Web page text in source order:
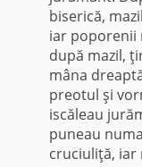
biserică,
iar poporenii
după mazil,
mâna
preotul şi
iscăleau
puneau
cruciuliţă, iar